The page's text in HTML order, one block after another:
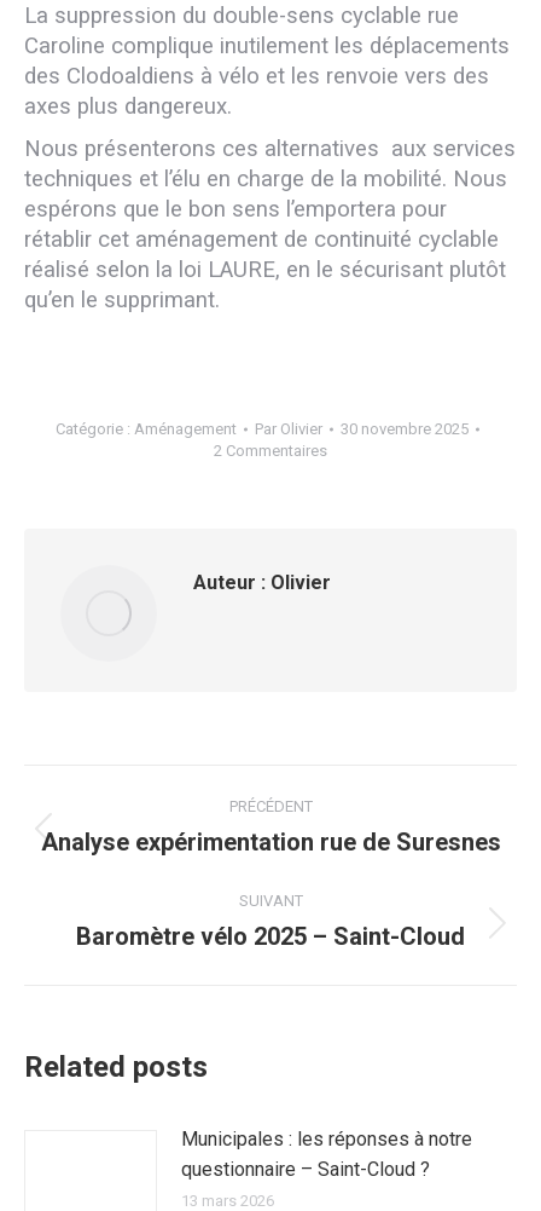
La suppression du double-sens cyclable rue
Caroline complique inutilement les déplacements
des Clodoaldiens à vélo et les renvoie vers des
axes plus dangereux.
Nous présenterons ces alternatives aux services
techniques et l’élu en charge de la mobilité. Nous
espérons que le bon sens l’emportera pour
rétablir cet aménagement de continuité cyclable
réalisé selon la loi LAURE, en le sécurisant plutôt
qu’en le supprimant.
Catégorie : Aménagement Par Olivier
30 novembre 2025
2 Commentaires
Auteur : Olivier
article
PRÉCÉDENT
Article
:
Analyse expérimentation rue de Suresnes
SUIVANT
Article
Baromètre vélo 2025 – Saint-Cloud
Related posts
Municipales : les réponses à notre
questionnaire – Saint-Cloud ?
13 mars 2026